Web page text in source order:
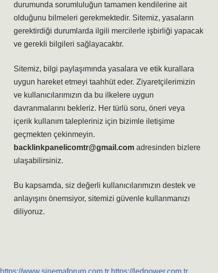
durumunda sorumluluğun tamamen kendilerine ait
olduğunu bilmeleri gerekmektedir. Sitemiz, yasaların
gerektirdiği durumlarda ilgili mercilerle işbirliği yapacak
ve gerekli bilgileri sağlayacaktır.
Sitemiz, bilgi paylaşımında yasalara ve etik kurallara
uygun hareket etmeyi taahhüt eder. Ziyaretçilerimizin
ve kullanıcılarımızın da bu ilkelere uygun
davranmalarını bekleriz. Her türlü soru, öneri veya
içerik kullanım talepleriniz için bizimle iletişime
geçmekten çekinmeyin.
backlinkpanelicomtr@gmail.com adresinden bizlere
ulaşabilirsiniz.
Bu kapsamda, siz değerli kullanıcılarımızın destek ve
anlayışını önemsiyor, sitemizi güvenle kullanmanızı
diliyoruz.
https://www.sinemaforum.com.tr https://ledpower.com.tr